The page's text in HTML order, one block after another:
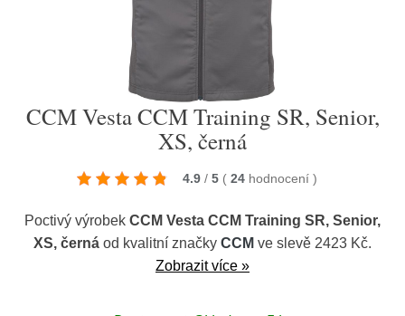
CCM Vesta CCM Training SR, Senior,
XS, černá
4.9 / 5 ( 24 hodnocení )
Poctivý výrobek CCM Vesta CCM Training SR, Senior,
XS, černá od kvalitní značky CCM ve slevě 2423 Kč.
Zobrazit více »